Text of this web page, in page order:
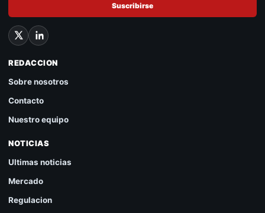
Suscribirse
REDACCION
Sobre nosotros
Contacto
Nuestro equipo
NOTICIAS
Ultimas noticias
Mercado
Regulacion